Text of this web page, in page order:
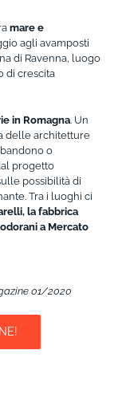
mare e
agli avamposti
di Ravenna, luogo
di crescita
in Romagna. Un
delle architetture
o
progetto
possibilità di
Tra i luoghi ci
la fabbrica
a Mercato
01/2020